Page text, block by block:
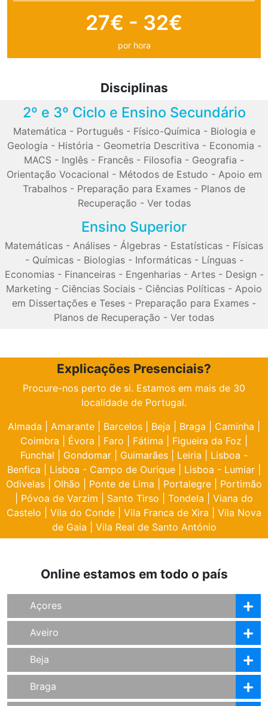
27€ - 32€
por hora
Disciplinas
2º e 3º Ciclo e Ensino Secundário
Matemática - Português- Físico-Química - Biologia e
Geologia - História - Geometria Descritiva - Economia -
MACS - Inglês - Francês - Filosofia - Geografia -
Orientação Vocacional - Métodos de Estudo - Apoio em
Trabalhos - Preparação para Exames - Planos de
Recuperação - Ver todas
Ensino Superior
Matemáticas - Análises - Álgebras - Estatísticas - Físicas
- Químicas- Biologias- Informáticas- Línguas-
Economias- Financeiras- Engenharias- Artes- Design -
Marketing - Ciências Sociais - Ciências Políticas - Apoio
em Dissertações e Teses - Preparação para Exames -
Planos de Recuperação - Ver todas
Explicações Presenciais?
Procure-nos perto de si. Estamos em mais de 30
localidade de Portugal.
Almada
Amarante Barcelos Beja Braga Caminha
Coimbra
Évora Faro Fátima Figueira da Foz
Funchal
Gondomar Guimarães Leiria
Lisboa -
Benfica
Lisboa - Campo de Ourique Lisboa - Lumiar
Odivelas
Olhão Ponte de Lima Portalegre
Portimão
Póvoa de Varzim Santo Tirso Tondela
Viana do
Castelo
Vila do Conde Vila Franca de Xira
Vila Nova
de Gaia
Vila Real de Santo António
Online estamos em todo o país
Açores
Aveiro
Beja
Braga